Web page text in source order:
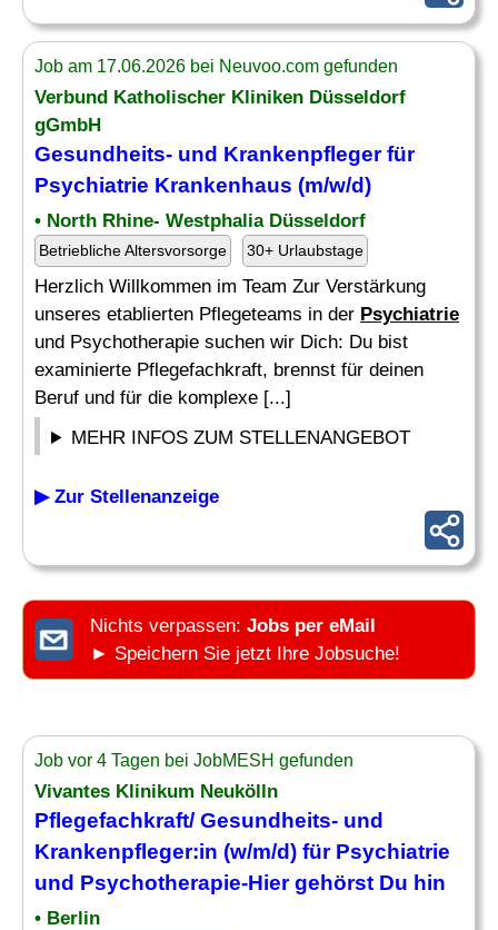
Job am 17.06.2026 bei Neuvoo.com gefunden
Verbund Katholischer Kliniken Düsseldorf
gGmbH
Gesundheits- und Krankenpflegerfür
Psychiatrie Krankenhaus (m/w/d)
• North Rhine- Westphalia Düsseldorf
Betriebliche Altersvorsorge 30+ Urlaubstage
Herzlich Willkommen im Team Zur Verstärkung
unseres etablierten Pflegeteams in der Psychiatrie
und Psychotherapie suchen wir Dich: Du bist
examinierte Pflegefachkraft, brennst für deinen
Beruf und für die komplexe [...]
MEHR INFOS ZUM STELLENANGEBOT
▶ Zur Stellenanzeige
Nichts verpassen: Jobs per eMail
► Speichern Sie jetzt Ihre Jobsuche!
Job vor 4 Tagen bei JobMESH gefunden
Vivantes Klinikum Neukölln
Pflegefachkraft/ Gesundheits- und
Krankenpfleger:in (w/m/d) für Psychiatrie
und Psychotherapie-Hier gehörst Du hin
• Berlin